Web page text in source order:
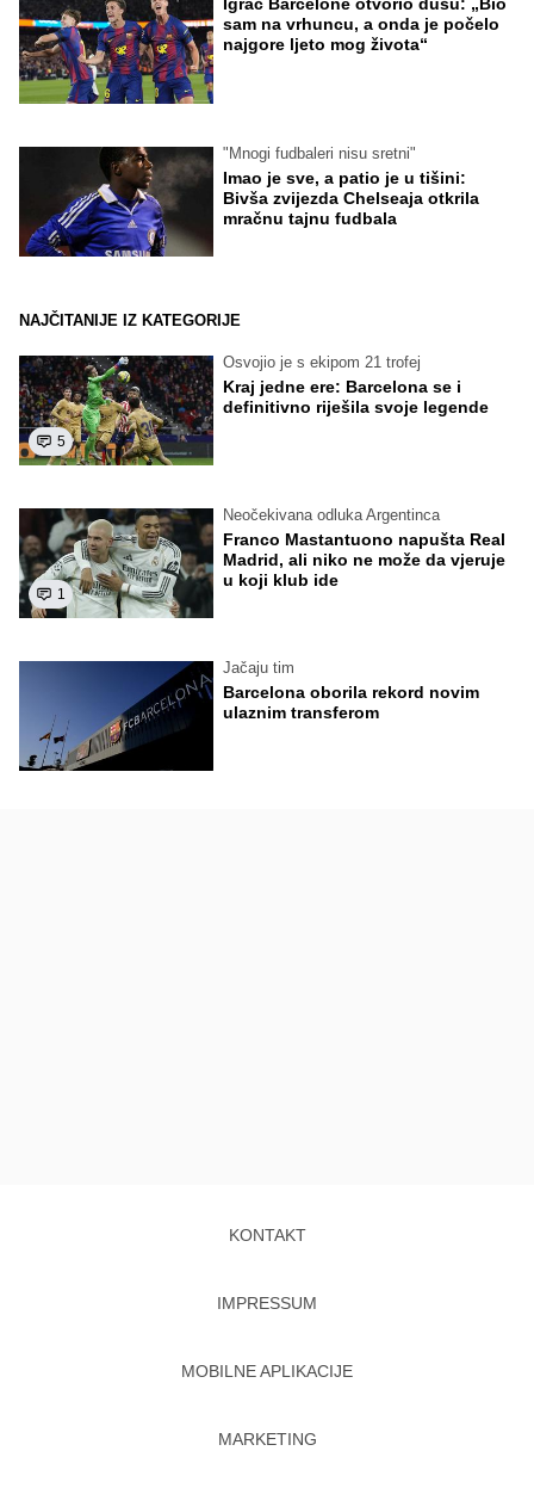
sam na vrhuncu, a onda je počelo
najgore ljeto mog života“
"Mnogi fudbaleri nisu sretni"
Imao je sve, a patio je u tišini:
Bivša zvijezda Chelseaja otkrila
mračnu tajnu fudbala
NAJČITANIJE IZ KATEGORIJE
5
Osvojio je s ekipom 21 trofej
Kraj jedne ere: Barcelona se i
definitivno riješila svoje legende
1
Neočekivana odluka Argentinca
Franco Mastantuono napušta Real
Madrid, ali niko ne može da vjeruje
u koji klub ide
Jačaju tim
Barcelona oborila rekord novim
ulaznim transferom
KONTAKT
IMPRESSUM
MOBILNE APLIKACIJE
MARKETING